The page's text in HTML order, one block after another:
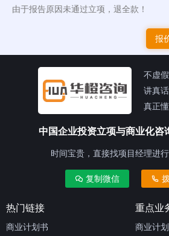
由于报告原因未通过立项，退全款！
报
不虚
讲真
真正
中国企业投资立项与商业化咨
时间宝贵，直接找项目经理进
复制微信
热门链接
商业计划书
重点业
商业计划